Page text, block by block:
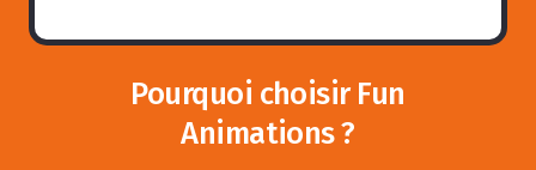
Pourquoi choisir Fun
Animations ?